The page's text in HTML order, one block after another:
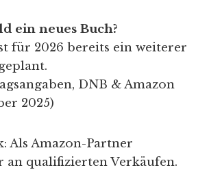
ein neues Buch?
für 2026 bereits ein weiterer
DNB & Amazon
2025)
Als Amazon-Partner
an qualifizierten Verkäufen.